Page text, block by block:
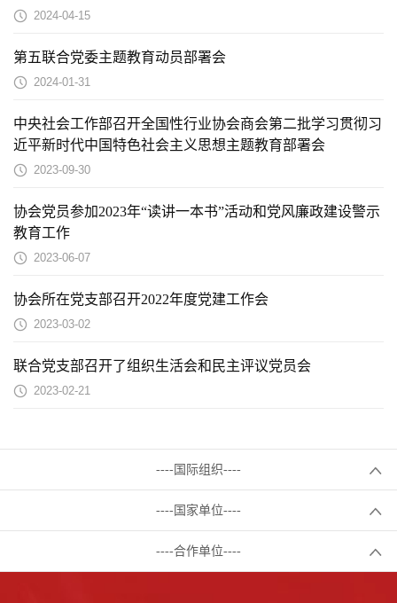
2024-04-15
第五联合党委主题教育动员部署会
2024-01-31
中央社会工作部召开全国性行业协会商会第二批学习贯彻习
近平新时代中国特色社会主义思想主题教育部署会
2023-09-30
协会党员参加2023年“读讲一本书”活动和党风廉政建设警示
教育工作
2023-06-07
协会所在党支部召开2022年度党建工作会
2023-03-02
联合党支部召开了组织生活会和民主评议党员会
2023-02-21
----国际组织----
----国家单位----
----合作单位----